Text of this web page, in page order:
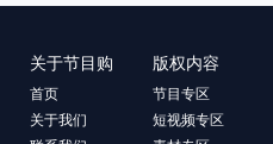
关于节目购
首页
关于我们
版权内容
节目专区
短视频专区